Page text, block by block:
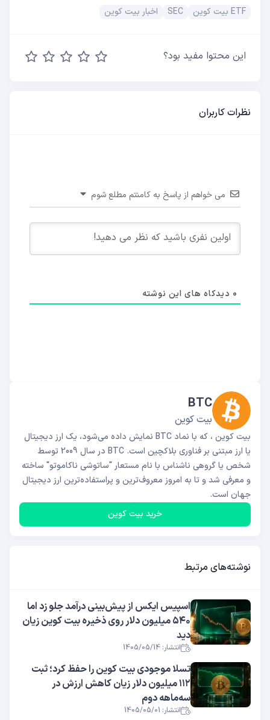
ETF بیت کوین SEC اخبار بیت کوین
این محتوا مفید بود؟
نظرات کاربران
می خواهم از پاسخ به کامنتم مطلع شوم
0 دیدکاه های این نوشته
BTC
بیت کوین
بیت کوین ، که با نماد BTC نمایش داده می‌شود، یک ارز دیجیتال
یا ارز مبتنی بر فناوری بلاکچین است. BTC در سال 2009 توسط
شخص یا گروهی ناشناس با نام مستعار "ساتوشی ناکاموتو" ساخته
و معرفی شد و تا به امروز معروف‌ترین و پراستفاده‌ترین ارز دیجیتال
جهان است.
خرید بیت کوین
نوشته‌های مرتبط
اسپیس ایکس از پیش‌بینی درآمد جلو زد اما
۵۴۰ میلیون دلار روی ذخیره بیت کوین زیان
دید
انتشار: 1405/05/14
تسلا موجودی بیت کوین را حفظ کرد؛ ثبت
۱۱۲ میلیون دلار زیان کاهش ارزش در
سه‌ماهه دوم
انتشار: 1405/05/01